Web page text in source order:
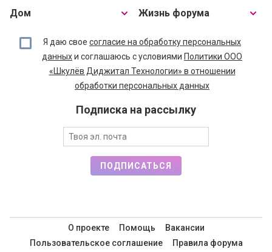
Дом
Жизнь форума
Я даю свое согласие на обработку персональных
данныхи соглашаюсь с условиями Политики ООО
«Шкулёв Диджитал Технологии» в отношении
обработки персональных данных
Подписка на рассылку
ПОДПИСАТЬСЯ
О проекте Помощь
Вакансии
Пользовательское соглашение
Правила форума